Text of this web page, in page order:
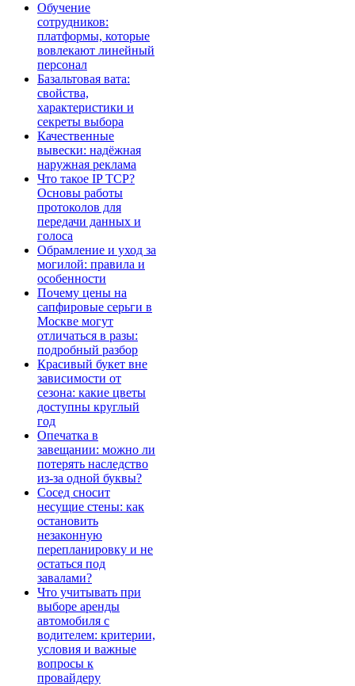
Обучение
сотрудников:
платформы, которые
вовлекают линейный
персонал
Базальтовая вата:
свойства,
характеристики и
секреты выбора
Качественные
вывески: надёжная
наружная реклама
Что такое IP TCP?
Основы работы
протоколов для
передачи данных и
голоса
Обрамление и уход за
могилой: правила и
особенности
Почему цены на
сапфировые серьги в
Москве могут
отличаться в разы:
подробный разбор
Красивый букет вне
зависимости от
сезона: какие цветы
доступны круглый
год
Опечатка в
завещании: можно ли
потерять наследство
из-за одной буквы?
Сосед сносит
несущие стены: как
остановить
незаконную
перепланировку и не
остаться под
завалами?
Что учитывать при
выборе аренды
автомобиля с
водителем: критерии,
условия и важные
вопросы к
провайдеру